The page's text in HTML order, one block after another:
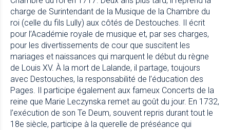
charge de Surintendant de la Musique de la Chambre du
roi (celle du fils Lully) aux côtés de Destouches. Il écrit
pour l’Académie royale de musique et, par ses charges,
pour les divertissements de cour que suscitent les
mariages et naissances qui marquent le début du règne
de Louis XV. À la mort de Lalande, il partage, toujours
avec Destouches, la responsabilité de l’éducation des
Pages. Il participe également aux fameux Concerts de la
reine que Marie Leczynska remet au goût du jour. En 1732,
l’exécution de son Te Deum, souvent repris durant tout le
18e siècle, participe à la querelle de préséance qui